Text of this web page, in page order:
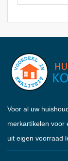
Voor al uw
merkartikelen voor
uit eigen voorraad